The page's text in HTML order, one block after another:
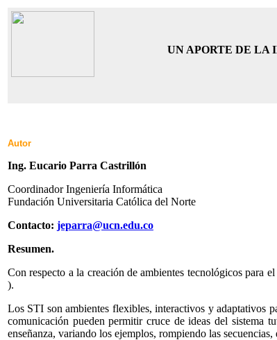
UN APORTE DE LA
Autor
Ing. Eucario Parra Castrillón
Coordinador Ingeniería Informática
Fundación Universitaria Católica del Norte
Contacto: jeparra@ucn.edu.co
Resumen.
Con respecto a la creación de ambientes tecnológicos para
).
Los STI son ambientes flexibles, interactivos y adaptativos
comunicación pueden permitir cruce de ideas del sistema
enseñanza, variando los ejemplos, rompiendo las